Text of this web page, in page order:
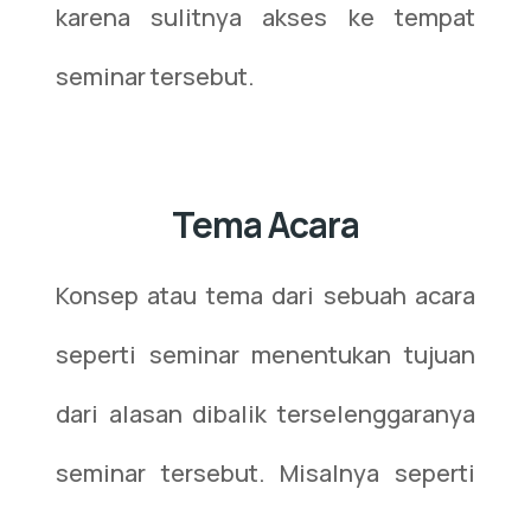
karena sulitnya akses ke tempat
seminar tersebut.
Tema Acara
Konsep atau tema dari sebuah acara
seperti seminar menentukan tujuan
dari alasan dibalik terselenggaranya
seminar tersebut. Misalnya seperti